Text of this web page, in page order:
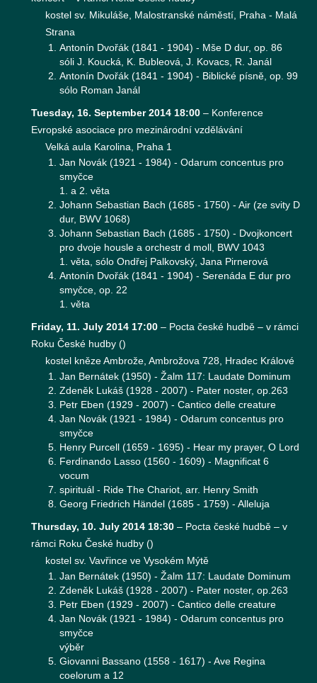
kostel sv. Mikuláše, Malostranské náměstí, Praha - Malá
Strana
Antonín Dvořák (1841 - 1904) - Mše D dur, op. 86
sóli J. Koucká, K. Bubleová, J. Kovacs, R. Janál
Antonín Dvořák (1841 - 1904) - Biblické písně, op. 99
sólo Roman Janál
Tuesday, 16. September 2014 18:00 – Konference
Evropské asociace pro mezinárodní vzdělávání
Velká aula Karolina, Praha 1
Jan Novák (1921 - 1984) - Odarum concentus pro
smyčce
1. a 2. věta
Johann Sebastian Bach (1685 - 1750) - Air (ze svity D
dur, BWV 1068)
Johann Sebastian Bach (1685 - 1750) - Dvojkoncert
pro dvoje housle a orchestr d moll, BWV 1043
1. věta, sólo Ondřej Palkovský, Jana Pirnerová
Antonín Dvořák (1841 - 1904) - Serenáda E dur pro
smyčce, op. 22
1. věta
Friday, 11. July 2014 17:00 – Pocta české hudbě – v rámci
Roku České hudby ()
kostel kněze Ambrože, Ambrožova 728, Hradec Králové
Jan Bernátek (1950) - Žalm 117: Laudate Dominum
Zdeněk Lukáš (1928 - 2007) - Pater noster, op.263
Petr Eben (1929 - 2007) - Cantico delle creature
Jan Novák (1921 - 1984) - Odarum concentus pro
smyčce
Henry Purcell (1659 - 1695) - Hear my prayer, O Lord
Ferdinando Lasso (1560 - 1609) - Magnificat 6
vocum
spirituál - Ride The Chariot, arr. Henry Smith
Georg Friedrich Händel (1685 - 1759) - Alleluja
Thursday, 10. July 2014 18:30 – Pocta české hudbě – v
rámci Roku České hudby ()
kostel sv. Vavřince ve Vysokém Mýtě
Jan Bernátek (1950) - Žalm 117: Laudate Dominum
Zdeněk Lukáš (1928 - 2007) - Pater noster, op.263
Petr Eben (1929 - 2007) - Cantico delle creature
Jan Novák (1921 - 1984) - Odarum concentus pro
smyčce
výběr
Giovanni Bassano (1558 - 1617) - Ave Regina
coelorum a 12